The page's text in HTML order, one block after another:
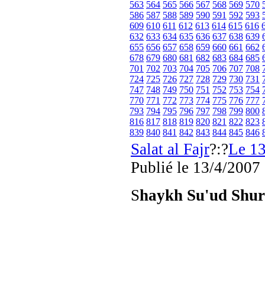
563 564 565 566 567 568 569 570
586 587 588 589 590 591 592 593
609 610 611 612 613 614 615 616
632 633 634 635 636 637 638 639
655 656 657 658 659 660 661 662
678 679 680 681 682 683 684 685
701 702 703 704 705 706 707 708
724 725 726 727 728 729 730 731
747 748 749 750 751 752 753 754
770 771 772 773 774 775 776 777
793 794 795 796 797 798 799 800
816 817 818 819 820 821 822 823
839 840 841 842 843 844 845 846
Salat al Fajr?:?Le
Publié le 13/4/2007
Shaykh Su'ud